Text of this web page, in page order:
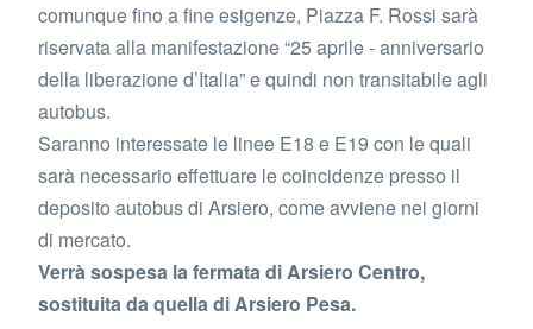
comunque fino a fine esigenze, Piazza F. Rossi sarà
riservata alla manifestazione “25 aprile - anniversario
della liberazione d’Italia” e quindi non transitabile agli
autobus.
Saranno interessate le linee E18 e E19 con le quali
sarà necessario effettuare le coincidenze presso il
deposito autobus di Arsiero, come avviene nei giorni
di mercato.
Verrà sospesa la fermata di Arsiero Centro,
sostituita da quella di Arsiero Pesa.